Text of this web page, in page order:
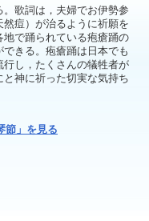
歌詞は，夫婦でお伊勢参
痘）が治るように祈願を
地で踊られている疱瘡踊の
きる。疱瘡踊は日本でも
し，たくさんの犠牲者が
神に祈った切実な気持ち
節」を見る